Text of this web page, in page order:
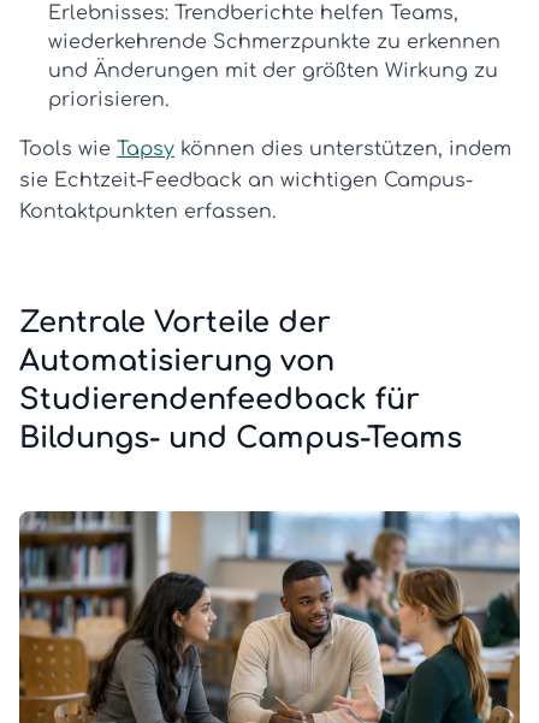
Erlebnisses: Trendberichte helfen Teams,
wiederkehrende Schmerzpunkte zu erkennen
und Änderungen mit der größten Wirkung zu
priorisieren.
Tools wie Tapsy können dies unterstützen, indem
sie Echtzeit-Feedback an wichtigen Campus-
Kontaktpunkten erfassen.
Zentrale Vorteile der
Automatisierung von
Studierendenfeedback für
Bildungs- und Campus-Teams